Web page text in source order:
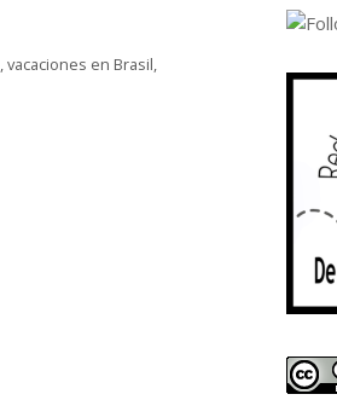
,vacaciones en Brasil,